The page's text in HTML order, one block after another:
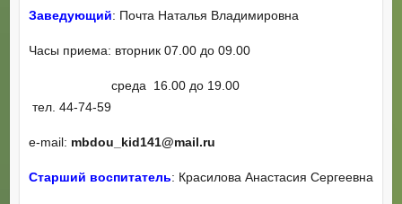
Заведующий: Почта Наталья Владимировна
Часы приема: вторник 07.00 до 09.00
среда 16.00 до 19.00
тел. 44-74-59
е-mail: mbdou_kid141@mail.ru
Старший воспитатель: Красилова Анастасия Сергеевна